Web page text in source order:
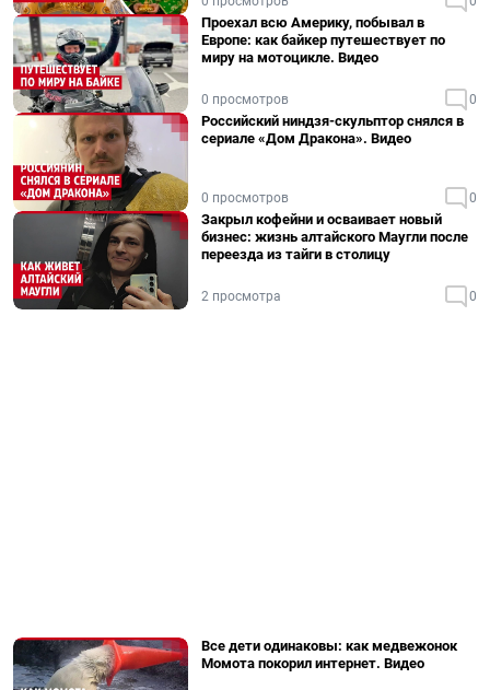
Проехал всю Америку, побывал в
Европе: как байкер путешествует по
миру на мотоцикле. Видео
0 просмотров 0
Российский ниндзя-скульптор снялся в
сериале «Дом Дракона». Видео
0 просмотров 0
Закрыл кофейни и осваивает новый
бизнес: жизнь алтайского Маугли после
переезда из тайги в столицу
2 просмотра 0
Все дети одинаковы: как медвежонок
Момота покорил интернет. Видео